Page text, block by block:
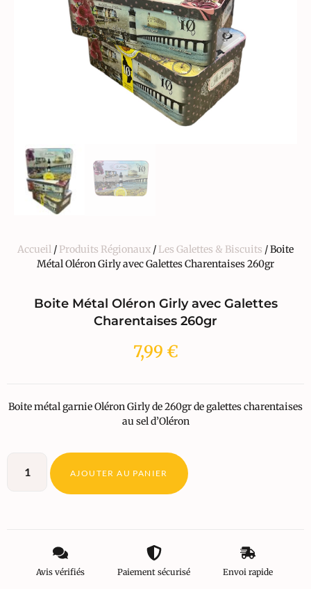
Accueil / Produits Régionaux / Les Galettes & Biscuits / Boite
Métal Oléron Girly avec Galettes Charentaises 260gr
Boite Métal Oléron Girly avec Galettes
Charentaises 260gr
7,99 €
Boite métal garnie Oléron Girly de 260gr de galettes charentaises
au sel d’Oléron
AJOUTER AU PANIER
Avis vérifiés Paiement sécurisé Envoi rapide